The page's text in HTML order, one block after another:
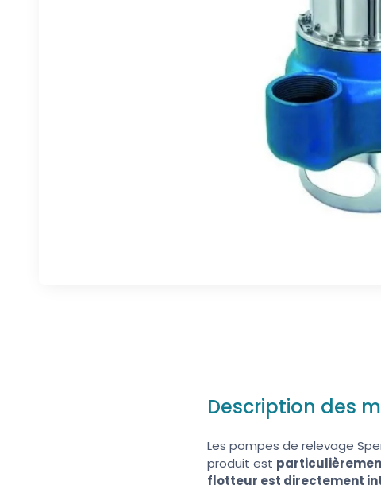
Description des
Les pompes de relevage
produit est
flotteur est directement